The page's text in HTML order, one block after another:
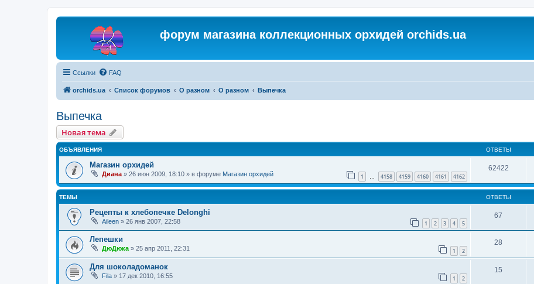
форум магазина коллекционных орхидей orchids.ua
Ссылки FAQ
orchids.ua Список форумов О разном О разном Выпечка
Выпечка
Новая тема
ОБЪЯВЛЕНИЯ ОТВЕТЫ
Магазин орхидей
Диана » 26 июн 2009, 18:10 » в форуме Магазин орхидей 1 … 4158 4159 4160 4161 4162
62422
ТЕМЫ ОТВЕТЫ
Рецепты к хлебопечке Delonghi
Aileen » 26 янв 2007, 22:58 1 2 3 4 5
67
Лепешки
ДюДюка » 25 апр 2011, 22:31 1 2
28
Для шоколадоманок
Fila » 17 дек 2010, 16:55 1 2
15